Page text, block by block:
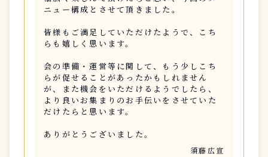
ニュー構成とさせて頂きました。
皆様もご満足していただけたようで、こち
らも嬉しく思います。
会の準備・運営等に関して、もう少しこち
らが促せることがあったかもしれません
が、また機会をいただけるようでしたら、
より良いお集まりのお手伝いをさせていた
だけたらと思います。
ありがとうございました。
須藤広宣